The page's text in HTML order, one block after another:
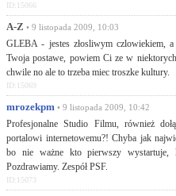
ID:15066
A-Z • 9 listopada 2009, 10:03
GLEBA - jestes złosliwym czlowiekiem,
Twoja postawe, powiem Ci ze w
chwile no ale to trzeba miec troszke kultury.
ID:15069
mrozekpm • 9 listopada 2009, 10:42
Profesjonalne Studio Filmu, również
portalowi internetowemu?! Chyba jak
bo nie ważne kto pierwszy wystartuje,
Pozdrawiamy. Zespół PSF.
ID:15073